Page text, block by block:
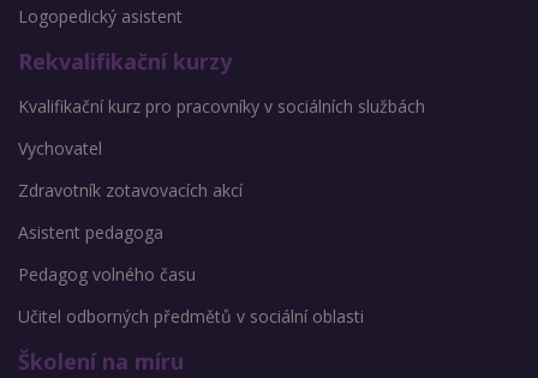
Logopedický asistent
Rekvalifikační kurzy
Kvalifikační kurz pro pracovníky v sociálních službách
Vychovatel
Zdravotník zotavovacích akcí
Asistent pedagoga
Pedagog volného času
Učitel odborných předmětů v sociální oblasti
Školení na míru